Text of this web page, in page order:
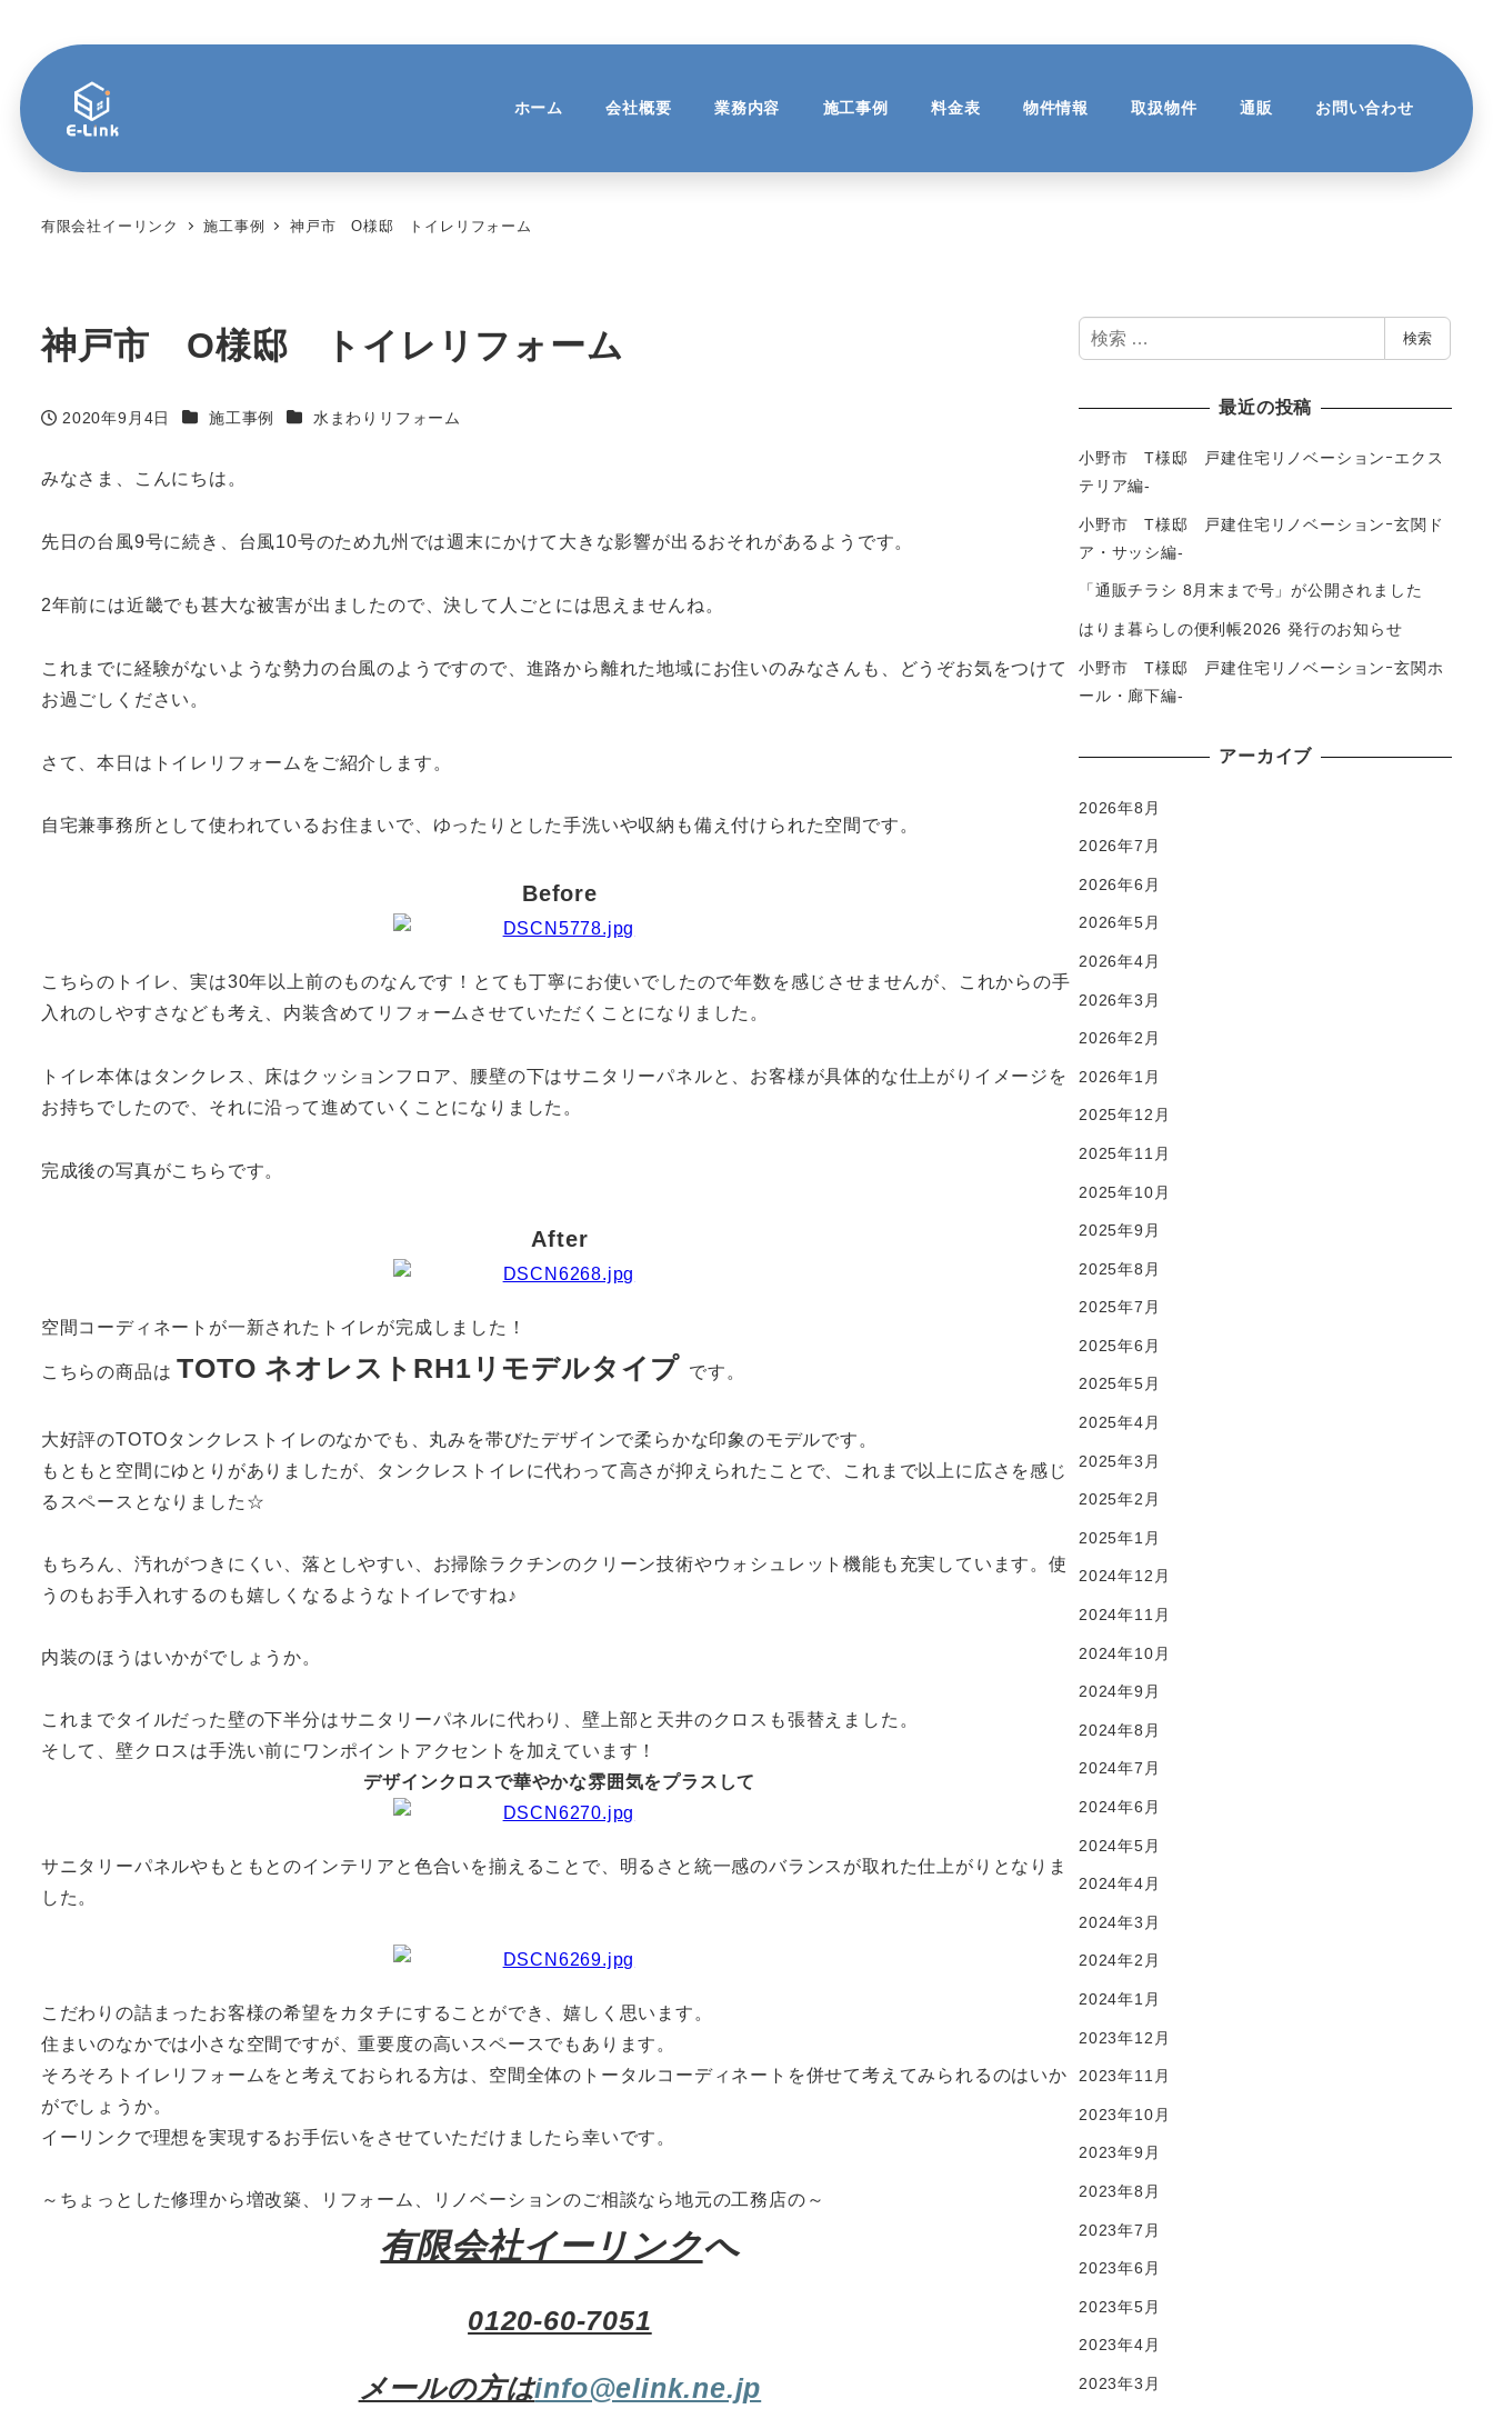
ホーム 会社概要 業務内容 施工事例 料金表 物件情報 取扱物件 通販 お問い合わせ
有限会社イーリンク 施工事例 神戸市 O様邸 トイレリフォーム
神戸市 O様邸 トイレリフォーム
投稿日
2020年9月4日 カテゴリー
施工事例 カテゴリー
水まわりリフォーム
みなさま、こんにちは。
先日の台風9号に続き、台風10号のため九州では週末にかけて大きな影響が出るおそれがあるようです。
2年前には近畿でも甚大な被害が出ましたので、決して人ごとには思えませんね。
これまでに経験がないような勢力の台風のようですので、進路から離れた地域にお住いのみなさんも、どうぞお気をつけて
お過ごしください。
さて、本日はトイレリフォームをご紹介します。
自宅兼事務所として使われているお住まいで、ゆったりとした手洗いや収納も備え付けられた空間です。
Before
こちらのトイレ、実は30年以上前のものなんです！とても丁寧にお使いでしたので年数を感じさせませんが、これからの手
入れのしやすさなども考え、内装含めてリフォームさせていただくことになりました。
トイレ本体はタンクレス、床はクッションフロア、腰壁の下はサニタリーパネルと、お客様が具体的な仕上がりイメージを
お持ちでしたので、それに沿って進めていくことになりました。
完成後の写真がこちらです。
After
空間コーディネートが一新されたトイレが完成しました！
こちらの商品は TOTO ネオレストRH1リモデルタイプ です。
大好評のTOTOタンクレストイレのなかでも、丸みを帯びたデザインで柔らかな印象のモデルです。
もともと空間にゆとりがありましたが、タンクレストイレに代わって高さが抑えられたことで、これまで以上に広さを感じ
るスペースとなりました☆
もちろん、汚れがつきにくい、落としやすい、お掃除ラクチンのクリーン技術やウォシュレット機能も充実しています。 使
うのもお手入れするのも嬉しくなるようなトイレですね♪
内装のほうはいかがでしょうか。
これまでタイルだった壁の下半分はサニタリーパネルに代わり、壁上部と天井のクロスも張替えました。
そして、壁クロスは手洗い前にワンポイントアクセントを加えています！
デザインクロスで華やかな雰囲気をプラスして
サニタリーパネルやもともとのインテリアと色合いを揃えることで、明るさと統一感のバランスが取れた仕上がりとなりま
した。
こだわりの詰まったお客様の希望をカタチにすることができ、嬉しく思います。
住まいのなかでは小さな空間ですが、重要度の高いスペースでもあります。
そろそろトイレリフォームをと考えておられる方は、空間全体のトータルコーディネートを併せて考えてみられるのはいか
がでしょうか。
イーリンクで理想を実現するお手伝いをさせていただけましたら幸いです。
～ちょっとした修理から増改築、リフォーム、リノベーションのご相談なら地元の工務店の～
有限会社イーリンクへ
0120-60-7051
メールの方はinfo@elink.ne.jp
検
索
検索
最近の投稿
小野市 T様邸 戸建住宅リノベーションｰエクス
テリア編-
小野市 T様邸 戸建住宅リノベーションｰ玄関ド
ア・サッシ編-
「通販チラシ 8月末まで号」が公開されました
はりま暮らしの便利帳2026 発行のお知らせ
小野市 T様邸 戸建住宅リノベーションｰ玄関ホ
ール・廊下編-
アーカイブ
2026年8月
2026年7月
2026年6月
2026年5月
2026年4月
2026年3月
2026年2月
2026年1月
2025年12月
2025年11月
2025年10月
2025年9月
2025年8月
2025年7月
2025年6月
2025年5月
2025年4月
2025年3月
2025年2月
2025年1月
2024年12月
2024年11月
2024年10月
2024年9月
2024年8月
2024年7月
2024年6月
2024年5月
2024年4月
2024年3月
2024年2月
2024年1月
2023年12月
2023年11月
2023年10月
2023年9月
2023年8月
2023年7月
2023年6月
2023年5月
2023年4月
2023年3月